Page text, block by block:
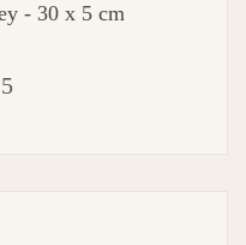
- 30 x 5 cm